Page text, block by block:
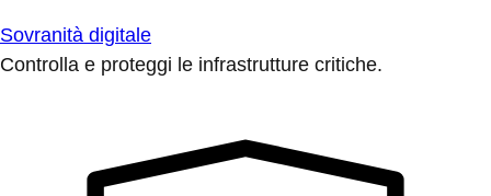
Sovranità digitale
Controlla e proteggi le infrastrutture critiche.